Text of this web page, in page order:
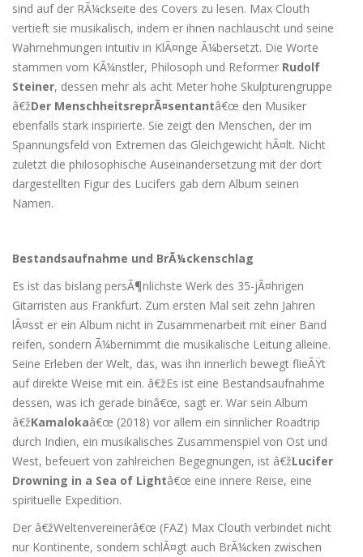
sind auf der RÃ¼ckseite des Covers zu lesen. Max Clouth
vertieft sie musikalisch, indem er ihnen nachlauscht und seine
Wahrnehmungen intuitiv in KlÃ¤nge Ã¼bersetzt. Die Worte
stammen vom KÃ¼nstler, Philosoph und Reformer Rudolf
Steiner, dessen mehr als acht Meter hohe Skulpturengruppe
â€žDer MenschheitsreprÃ¤sentantâ€œ den Musiker
ebenfalls stark inspirierte. Sie zeigt den Menschen, der im
Spannungsfeld von Extremen das Gleichgewicht hÃ¤lt. Nicht
zuletzt die philosophische Auseinandersetzung mit der dort
dargestellten Figur des Lucifers gab dem Album seinen
Namen.
Bestandsaufnahme und BrÃ¼ckenschlag
Es ist das bislang persÃ¶nlichste Werk des 35-jÃ¤hrigen
Gitarristen aus Frankfurt. Zum ersten Mal seit zehn Jahren
lÃ¤sst er ein Album nicht in Zusammenarbeit mit einer Band
reifen, sondern Ã¼bernimmt die musikalische Leitung alleine.
Seine Erleben der Welt, das, was ihn innerlich bewegt flieÃŸt
auf direkte Weise mit ein. â€žEs ist eine Bestandsaufnahme
dessen, was ich gerade binâ€œ, sagt er. War sein Album
â€žKamalokaâ€œ (2018) vor allem ein sinnlicher Roadtrip
durch Indien, ein musikalisches Zusammenspiel von Ost und
West, befeuert von zahlreichen Begegnungen, ist â€žLucifer
Drowning in a Sea of Lightâ€œ eine innere Reise, eine
spirituelle Expedition.
Der â€žWeltenvereinerâ€œ (FAZ) Max Clouth verbindet nicht
nur Kontinente, sondern schlÃ¤gt auch BrÃ¼cken zwischen